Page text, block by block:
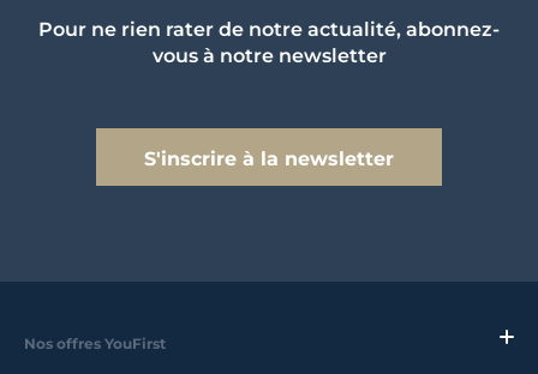
Pour ne rien rater de notre actualité, abonnez-
vous à notre newsletter
S'inscrire à la newsletter
Nos offres YouFirst